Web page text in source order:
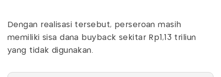
Dengan realisasi tersebut, perseroan masih
memiliki sisa dana buyback sekitar Rp1,13 triliun
yang tidak digunakan.